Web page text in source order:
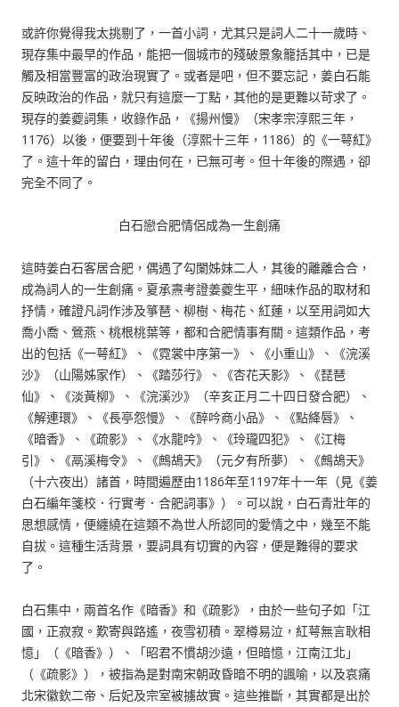
或許你覺得我太挑剔了，一首小詞，尤其只是詞人二十一歲時、
現存集中最早的作品，能把一個城市的殘破景象籠括其中，已是
觸及相當豐富的政治現實了。或者是吧，但不要忘記，姜白石能
反映政治的作品，就只有這麼一丁點，其他的是更難以苛求了。
現存的姜夔詞集，收錄作品，《揚州慢》（宋孝宗淳熙三年，
1176）以後，便要到十年後（淳熙十三年，1186）的《一萼紅》
了。這十年的留白，理由何在，已無可考。但十年後的際遇，卻
完全不同了。
白石戀合肥情侶成為一生創痛
這時姜白石客居合肥，偶遇了勾闌姊妹二人，其後的離離合合，
成為詞人的一生創痛。夏承燾考證姜夔生平，細味作品的取材和
抒情，確證凡詞作涉及箏琶、柳樹、梅花、紅蓮，以至用詞如大
喬小喬、鶯燕、桃根桃葉等，都和合肥情事有關。這類作品，考
出的包括《一萼紅》、《霓裳中序第一》、《小重山》、《浣溪
沙》（山陽姊家作）、《踏莎行》、《杏花天影》、《琵琶
仙》、《淡黃柳》、《浣溪沙》（辛亥正月二十四日發合肥）、
《解連環》、《長亭怨慢》、《醉吟商小品》、《點絳唇》、
《暗香》、《疏影》、《水龍吟》、《玲瓏四犯》、《江梅
引》、《鬲溪梅令》、《鷓鴣天》（元夕有所夢）、《鷓鴣天》
（十六夜出）諸首，時間遍歷由1186年至1197年十一年（見《姜
白石編年箋校．行實考．合肥詞事》）。可以說，白石青壯年的
思想感情，便纏繞在這類不為世人所認同的愛情之中，幾至不能
自拔。這種生活背景，要詞具有切實的內容，便是難得的要求
了。
白石集中，兩首名作《暗香》和《疏影》，由於一些句子如「江
國，正寂寂。歎寄與路遙，夜雪初積。翠樽易泣，紅萼無言耿相
憶」（《暗香》）、「昭君不慣胡沙遠，但暗憶，江南江北」
（《疏影》），被指為是對南宋朝政昏暗不明的諷喻，以及哀痛
北宋徽欽二帝、后妃及宗室被擄故實。這些推斷，其實都是出於